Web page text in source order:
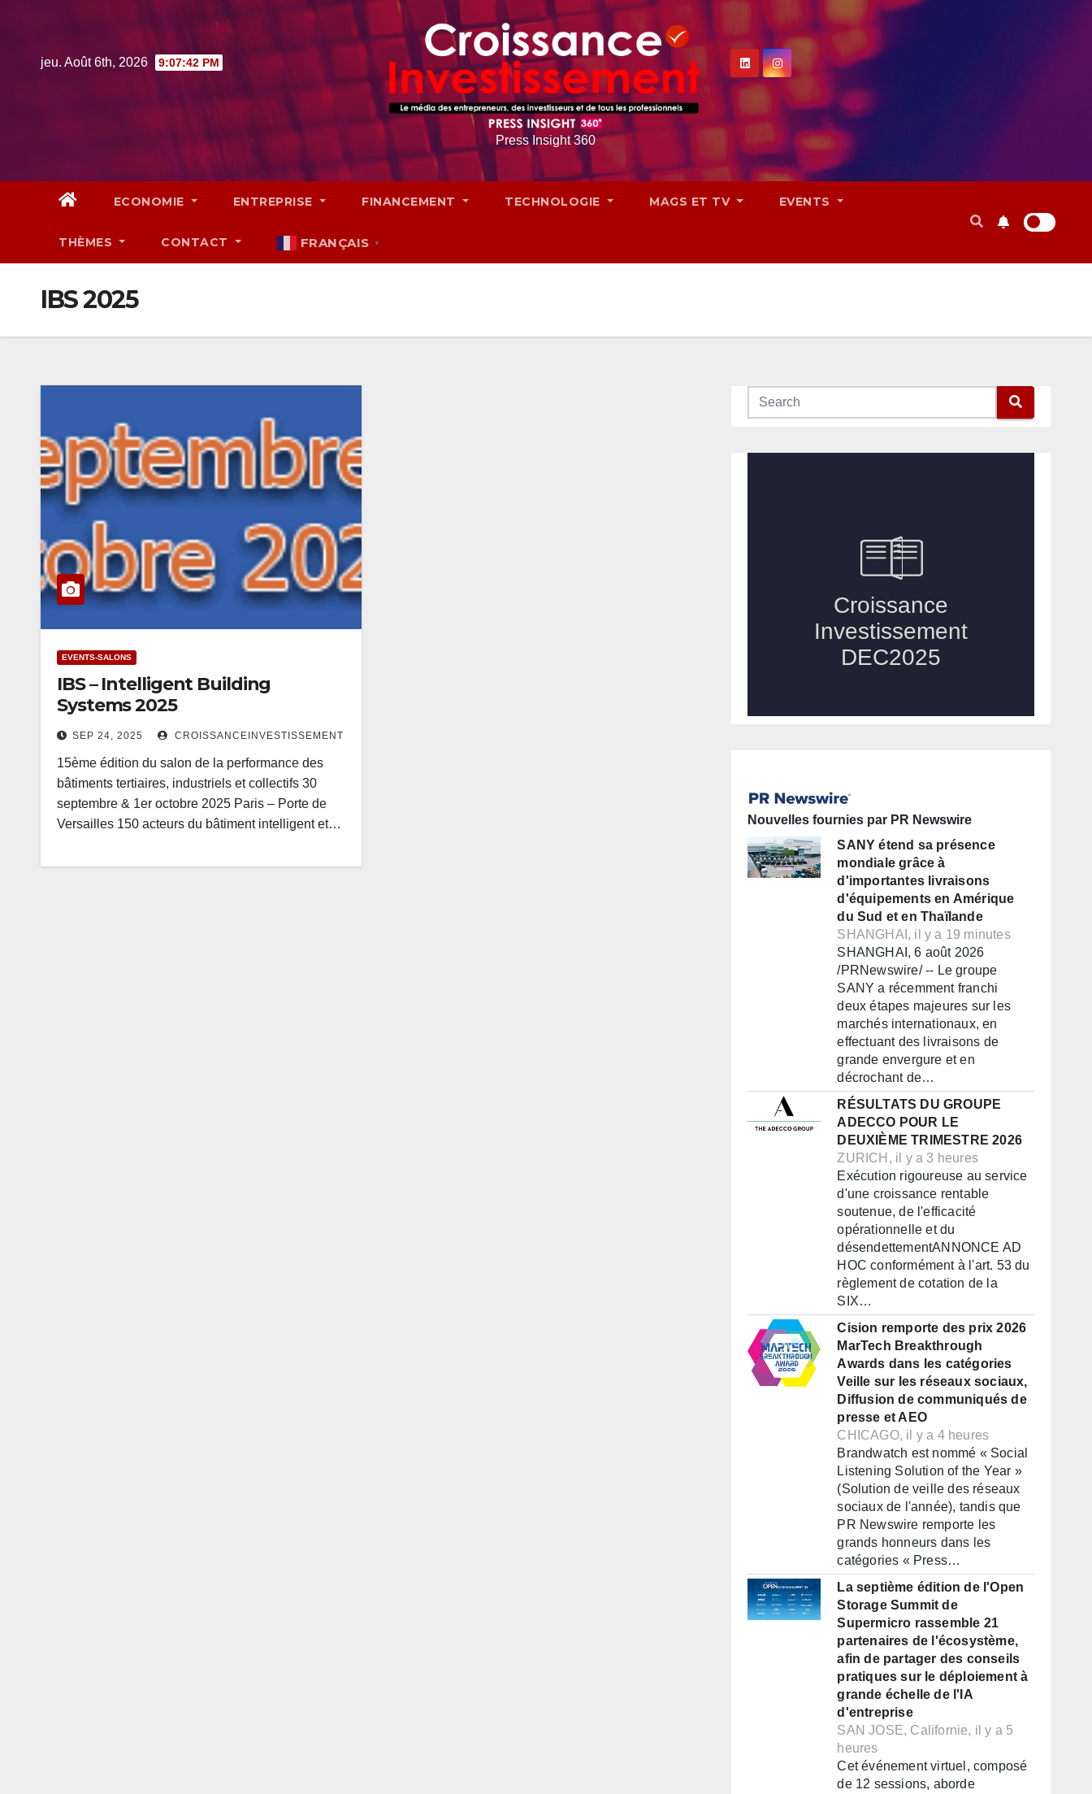
jeu. Août 6th, 2026 9:07:43 PM
Press Insight 360
ECONOMIE ENTREPRISE FINANCEMENT TECHNOLOGIE MAGS ET TV EVENTS
THÈMES CONTACT FRANÇAIS ▼
IBS 2025
EVENTS-SALONS
IBS – Intelligent Building
Systems 2025
SEP 24, 2025 CROISSANCEINVESTISSEMENT
15ème édition du salon de la performance des
bâtiments tertiaires, industriels et collectifs 30
septembre & 1er octobre 2025 Paris – Porte de
Versailles 150 acteurs du bâtiment intelligent et…
Nouvelles fournies par PR Newswire
SANY étend sa présence
mondiale grâce à
d'importantes livraisons
d'équipements en Amérique
du Sud et en Thaïlande
SHANGHAI, il y a 19 minutes
SHANGHAI, 6 août 2026
/PRNewswire/ -- Le groupe
SANY a récemment franchi
deux étapes majeures sur les
marchés internationaux, en
effectuant des livraisons de
grande envergure et en
décrochant de…
RÉSULTATS DU GROUPE
ADECCO POUR LE
DEUXIÈME TRIMESTRE 2026
ZURICH, il y a 3 heures
Exécution rigoureuse au service
d'une croissance rentable
soutenue, de l'efficacité
opérationnelle et du
désendettementANNONCE AD
HOC conformément à l'art. 53 du
règlement de cotation de la
SIX…
Cision remporte des prix 2026
MarTech Breakthrough
Awards dans les catégories
Veille sur les réseaux sociaux,
Diffusion de communiqués de
presse et AEO
CHICAGO, il y a 4 heures
Brandwatch est nommé « Social
Listening Solution of the Year »
(Solution de veille des réseaux
sociaux de l'année), tandis que
PR Newswire remporte les
grands honneurs dans les
catégories « Press…
La septième édition de l'Open
Storage Summit de
Supermicro rassemble 21
partenaires de l'écosystème,
afin de partager des conseils
pratiques sur le déploiement à
grande échelle de l'IA
d'entreprise
SAN JOSE, Californie, il y a 5
heures
Cet événement virtuel, composé
de 12 sessions, aborde